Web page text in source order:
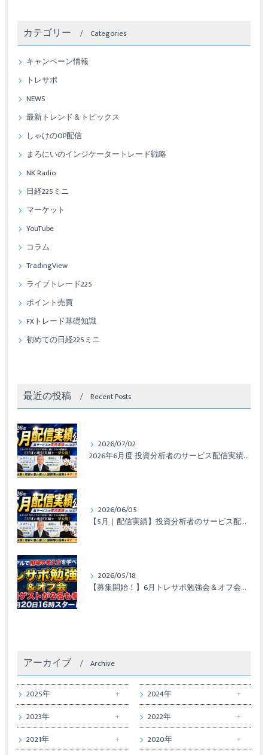
カテゴリー Categories
キャンペーン情報
トレサポ
NEWS
最新トレンド＆トピックス
しゃけのOP配信
まろにいのインジケータートレード戦略
NK Radio
日経225ミニ
マーケット
YouTube
コラム
TradingView
ライブトレード225
ポイント売買
FXトレード基礎知識
初めての日経225ミニ
最近の投稿 Recent Posts
2026/07/02
2026年6月度 投資分析者のサービス配信実績レポート
2026/06/05
【5月｜配信実績】投資分析者のサービス配信実績レポート公開！
2026/05/18
【募集開始！】6月トレサポ勉強会＆オフ会開催のお知らせ
アーカイブ Archive
2025年
2024年
2023年
2022年
2021年
2020年